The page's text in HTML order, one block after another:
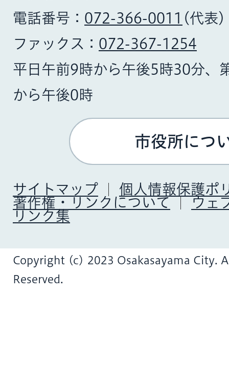
電話番号： 072-366-0011 (代表)
ファックス： 072-367-1254
平日午前9時から午後5時30分、
から午後0時
市役所につ
サイトマップ
個人情報保護ポ
著作権・リンクについて
ウェ
リンク集
Copyright (c) 2023 Osakasayama City.
Reserved.